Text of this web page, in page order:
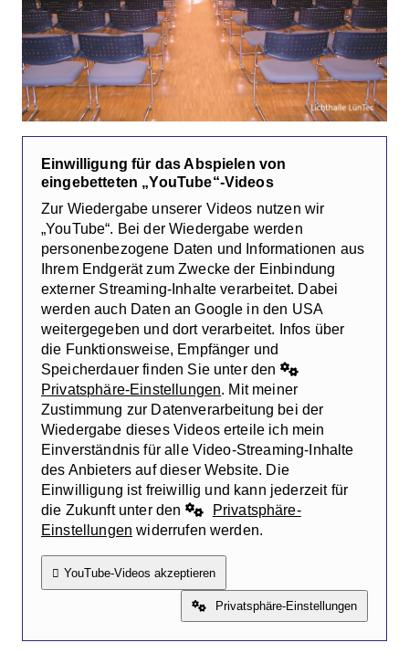
Einwilligung für das Abspielen von
eingebetteten „YouTube“-Videos
Zur Wiedergabe unserer Videos nutzen wir
„YouTube“. Bei der Wiedergabe werden
personenbezogene Daten und Informationen aus
Ihrem Endgerät zum Zwecke der Einbindung
externer Streaming-Inhalte verarbeitet. Dabei
werden auch Daten an Google in den USA
weitergegeben und dort verarbeitet. Infos über
die Funktionsweise, Empfänger und
Speicherdauer finden Sie unter den
Privatsphäre-Einstellungen. Mit meiner
Zustimmung zur Datenverarbeitung bei der
Wiedergabe dieses Videos erteile ich mein
Einverständnis für alle Video-Streaming-Inhalte
des Anbieters auf dieser Website. Die
Einwilligung ist freiwillig und kann jederzeit für
die Zukunft unter den
Privatsphäre-
Einstellungen widerrufen werden.
YouTube-Videos akzeptieren
Privatsphäre-Einstellungen